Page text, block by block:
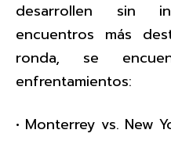
desarrollen sin
encuentros más
ronda, se
enfrentamientos:
• Monterrey vs. New